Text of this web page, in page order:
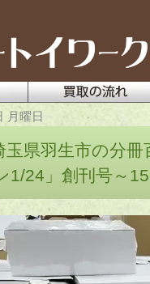
月曜日
玉県羽生市の分
1/24」創刊号～